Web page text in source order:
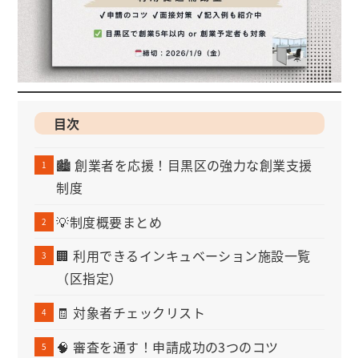
目次
🏙️ 創業者を応援！目黒区の強力な創業支援
制度
💡制度概要まとめ
🏢 利用できるインキュベーション施設一覧
（区指定）
🧾 対象者チェックリスト
🧠 審査を通す！申請成功の3つのコツ